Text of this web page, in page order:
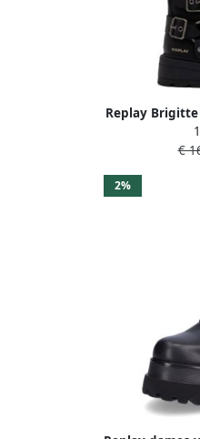
Replay Brigitte
€
2%